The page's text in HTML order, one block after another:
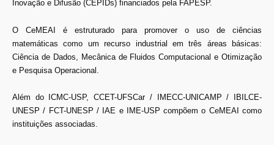
Inovação e Difusão (CEPIDs) financiados pela FAPESP.
O CeMEAI é estruturado para promover o uso de ciências
matemáticas como um recurso industrial em três áreas básicas:
Ciência de Dados, Mecânica de Fluidos Computacional e Otimização
e Pesquisa Operacional.
Além do ICMC-USP, CCET-UFSCar / IMECC-UNICAMP / IBILCE-
UNESP / FCT-UNESP / IAE e IME-USP compõem o CeMEAI como
instituições associadas.